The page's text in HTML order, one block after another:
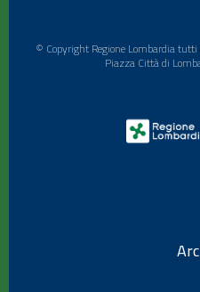
© Copyright Regione Lombardia
Piazza Città di